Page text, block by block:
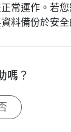
常運作。若
料備份於安全
嗎？